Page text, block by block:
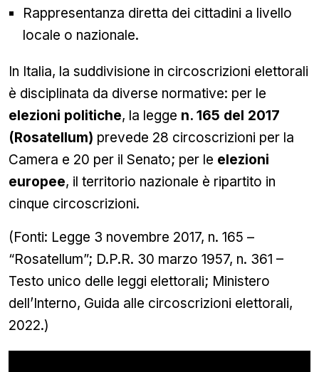
Rappresentanza diretta dei cittadini a livello
locale o nazionale.
In Italia, la suddivisione in circoscrizioni elettorali
è disciplinata da diverse normative: per le
elezioni politiche, la legge n. 165 del 2017
(Rosatellum) prevede 28 circoscrizioni per la
Camera e 20 per il Senato; per le elezioni
europee, il territorio nazionale è ripartito in
cinque circoscrizioni.
(Fonti: Legge 3 novembre 2017, n. 165 –
“Rosatellum”; D.P.R. 30 marzo 1957, n. 361 –
Testo unico delle leggi elettorali; Ministero
dell’Interno, Guida alle circoscrizioni elettorali,
2022.)